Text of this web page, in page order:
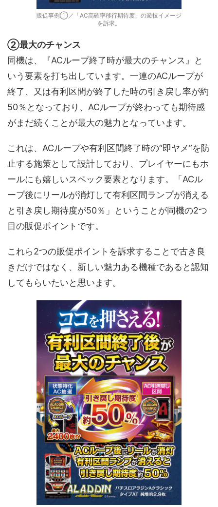
販促事例①／「AC高確率移行期待度」の遊技イメージ
を訴求。
②最大のチャンス
同機は、『ACループ終了時が最大のチャンス』と
いう要素を打ち出しています。一連のACループが
終了、又は有利区間が終了した時の引き戻し率が約
50％となっており、ACループが終わっても期待感
がまだ続くことが最大の魅力となっています。
これは、ACループや有利区間終了時の“即ヤメ”を防
止する施策として設計しており、プレイヤーにもホ
ールにも嬉しいスペック要素となります。「ACル
ープ後にリールが消灯して有利区間ランプが消える
と引き戻し期待度が50％」ということが同機の2つ
目の販促ポイントです。
これら2つの販促ポイントを訴求することで古き良
きだけではなく、新しい魅力ある機種であると認知
してもらいたいと思います。